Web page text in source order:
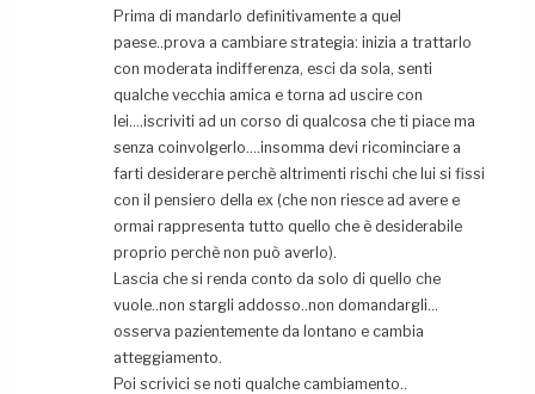
Prima di mandarlo definitivamente a quel
paese..prova a cambiare strategia: inizia a trattarlo
con moderata indifferenza, esci da sola, senti
qualche vecchia amica e torna ad uscire con
lei….iscriviti ad un corso di qualcosa che ti piace ma
senza coinvolgerlo….insomma devi ricominciare a
farti desiderare perchè altrimenti rischi che lui si fissi
con il pensiero della ex (che non riesce ad avere e
ormai rappresenta tutto quello che è desiderabile
proprio perchè non può averlo).
Lascia che si renda conto da solo di quello che
vuole..non stargli addosso..non domandargli…
osserva pazientemente da lontano e cambia
atteggiamento.
Poi scrivici se noti qualche cambiamento..